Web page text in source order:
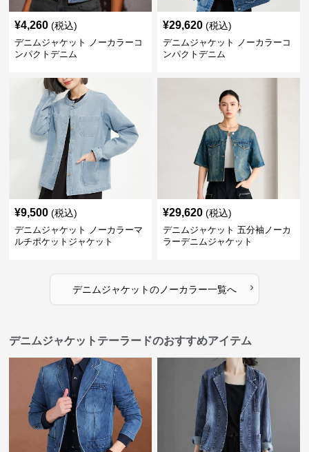
¥4,260 (税込)
デニムジャケット ノーカラーコ
ンパクトデニム
¥29,620 (税込)
デニムジャケット ノーカラーコ
ンパクトデニム
¥9,500 (税込)
デニムジャケット ノーカラーマ
ルチポケットジャケット
¥29,620 (税込)
デニムジャケット 五分袖ノーカ
ラーデニムジャケット
デニムジャケットのノーカラー一覧へ ›
デニムジャケットテーラードのおすすめアイテム